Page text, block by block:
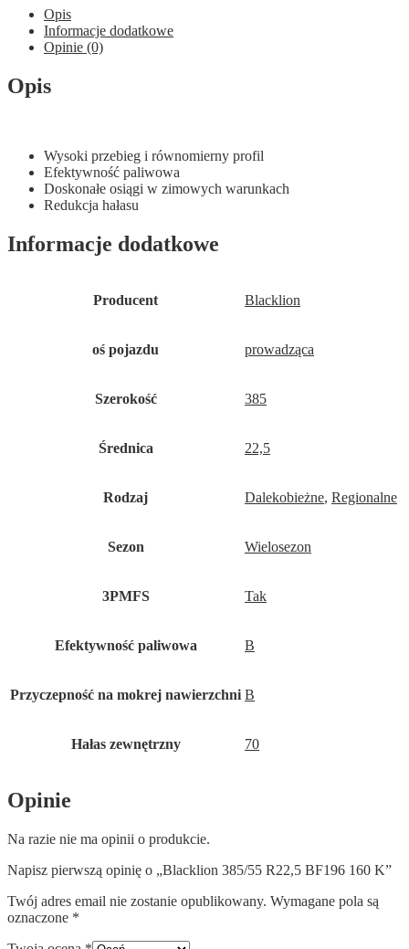
Opis
Informacje dodatkowe
Opinie (0)
Opis
Wysoki przebieg i równomierny profil
Efektywność paliwowa
Doskonałe osiągi w zimowych warunkach
Redukcja hałasu
Informacje dodatkowe
Producent Blacklion
oś pojazdu prowadząca
Szerokość 385
Średnica 22,5
Rodzaj Dalekobieżne, Regionalne
Sezon Wielosezon
3PMFS Tak
Efektywność paliwowa B
Przyczepność na mokrej nawierzchni B
Hałas zewnętrzny 70
Opinie
Na razie nie ma opinii o produkcie.
Napisz pierwszą opinię o „Blacklion 385/55 R22,5 BF196 160 K”
Twój adres email nie zostanie opublikowany. Wymagane pola są
oznaczone *